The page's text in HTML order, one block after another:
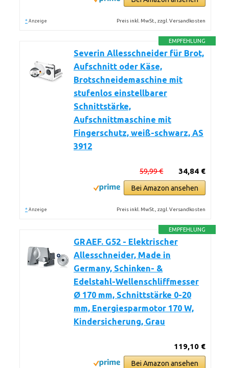
* Anzeige Preis inkl. MwSt., zzgl. Versandkosten
EMPFEHLUNG
Severin Allesschneider für Brot,
Aufschnitt oder Käse,
Brotschneidemaschine mit
stufenlos einstellbarer
Schnittstärke,
Aufschnittmaschine mit
Fingerschutz, weiß-schwarz, AS
3912
34,84 €
59,99 €
Bei Amazon ansehen
* Anzeige Preis inkl. MwSt., zzgl. Versandkosten
EMPFEHLUNG
GRAEF. G52 - Elektrischer
Allesschneider, Made in
Germany, Schinken- &
Edelstahl-Wellenschliffmesser
Ø 170 mm, Schnittstärke 0-20
mm, Energiesparmotor 170 W,
Kindersicherung, Grau
119,10 €
Bei Amazon ansehen